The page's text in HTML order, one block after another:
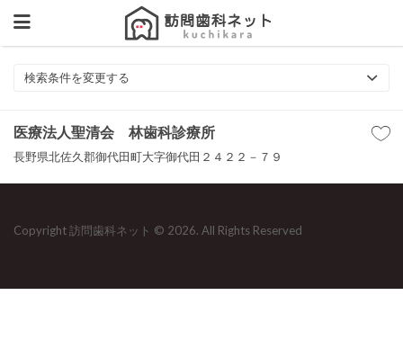
検索条件を変更する
医療法人聖清会 林歯科診療所
長野県北佐久郡御代田町大字御代田２４２２－７９
Copyright 訪問歯科ネット © 2026. All Rights Reserved